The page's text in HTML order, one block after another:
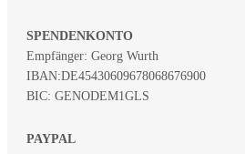
SPENDENKONTO
Empfänger: Georg Wurth
IBAN:DE45430609678068676900
BIC: GENODEM1GLS
PAYPAL